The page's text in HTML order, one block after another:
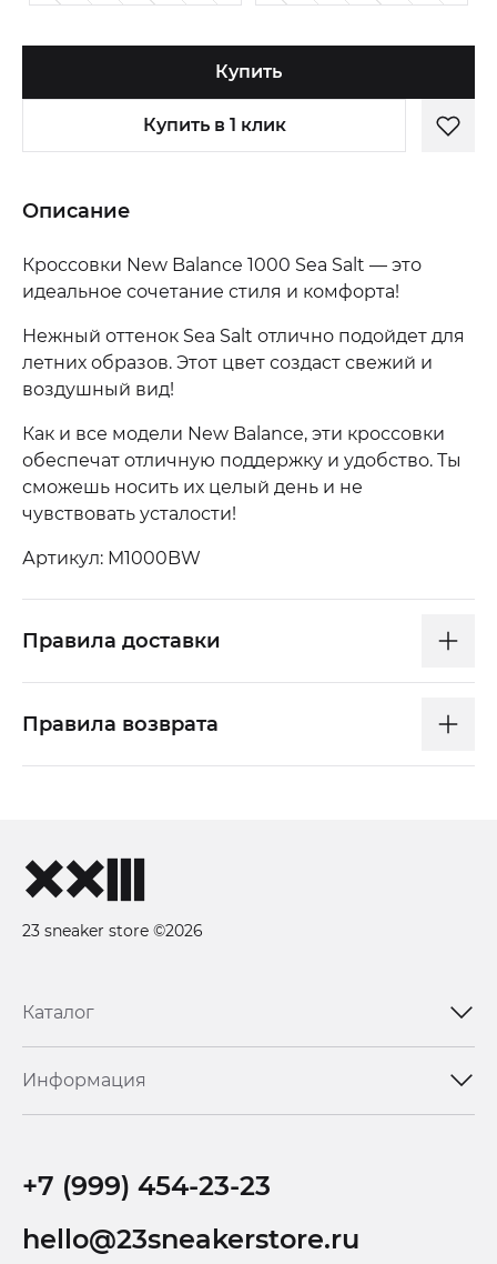
Купить
Купить в 1 клик
Описание
Кроссовки New Balance 1000 Sea Salt — это
идеальное сочетание стиля и комфорта!
Нежный оттенок Sea Salt отлично подойдет для
летних образов. Этот цвет создаст свежий и
воздушный вид!
Как и все модели New Balance, эти кроссовки
обеспечат отличную поддержку и удобство. Ты
сможешь носить их целый день и не
чувствовать усталости!
Артикул: M1000BW
Правила доставки
Правила возврата
23 sneaker store ©2026
Каталог
Информация
+7 (999) 454-23-23
hello@23sneakerstore.ru